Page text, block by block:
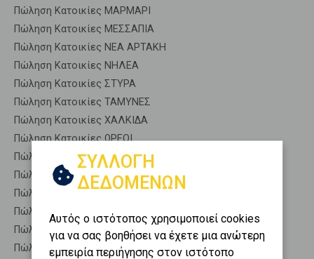
Πώληση Κατοικίες ΜΑΡΜΑΡΙ
Πώληση Κατοικίες ΜΕΣΣΑΠΙΑ
Πώληση Κατοικίες ΝΕΑ ΑΡΤΑΚΗ
Πώληση Κατοικίες ΝΗΛΕΑ
Πώληση Κατοικίες ΣΤΥΡΑ
Πώληση Κατοικίες ΤΑΜΥΝΕΣ
Πώληση Κατοικίες ΧΑΛΚΙΔΑ
Πώληση Κατοικίες ΩΡΕΟΙ
Πώληση Αποθήκες ΧΑΛΚΙΔΑ - Αγ. Μαρίνα
Πώληση Γκαρσονιέρες ΧΑΛΚΙΔΑ - Αγ. Μαρίνα
Πώληση Διαμερίσματα ΧΑΛΚΙΔΑ - Αγ. Μαρίνα
Πώληση Κτίρια ΧΑΛΚΙΔΑ - Αγ. Μαρίνα
Πώληση Μεζονέτες (ανεξάρτητη) ΧΑΛΚΙΔΑ - Αγ. Μαρίνα
Πώληση Μεζονέτες (εφαπτόμενη) ΧΑΛΚΙΔΑ - Αγ. Μαρίνα
ΣΥΛΛΟΓΗ
ΔΕΔΟΜΕΝΩΝ
Αυτός ο ιστότοπος χρησιμοποιεί cookies
για να σας βοηθήσει να έχετε μια ανώτερη
εμπειρία περιήγησης στον ιστότοπο